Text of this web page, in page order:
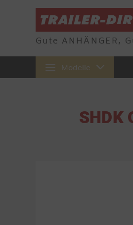
Gute ANHÄNGER,
Modelle